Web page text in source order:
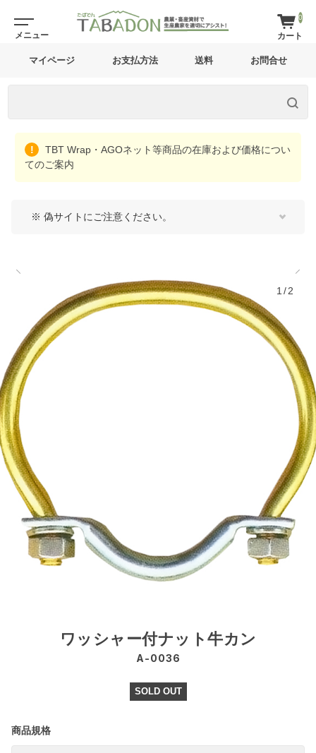
0
マイページ お支払方法 送料 お問合せ
TBT Wrap・AGOネット等商品の在庫および価格につい
てのご案内
※ 偽サイトにご注意ください。
1/2
ワッシャー付ナット牛カン
A-0036
SOLD OUT
商品規格